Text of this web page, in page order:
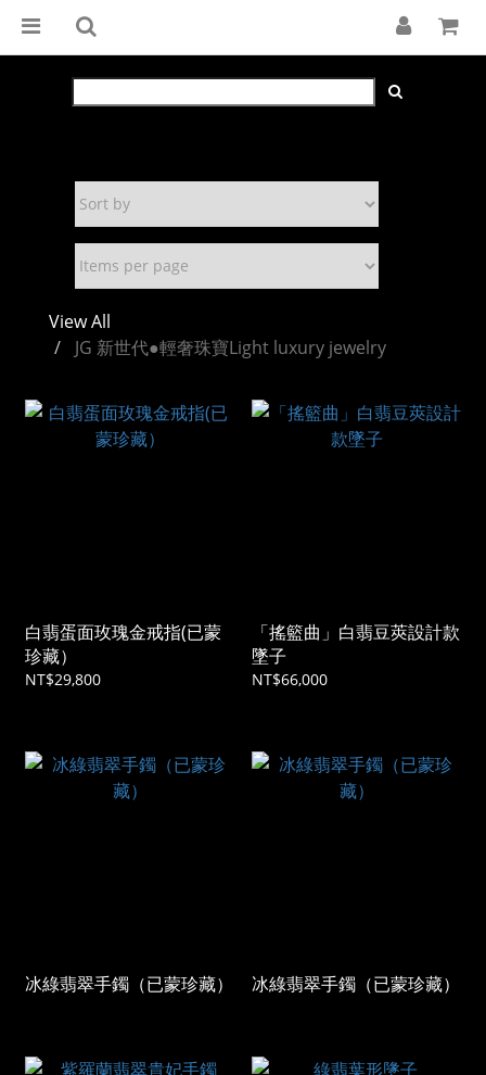
View All
JG 新世代●輕奢珠寶Light luxury jewelry
白翡蛋面玫瑰金戒指(已蒙
珍藏）
NT$29,800
「搖籃曲」白翡豆莢設計款
墜子
NT$66,000
冰綠翡翠手鐲（已蒙珍藏） 冰綠翡翠手鐲（已蒙珍藏）